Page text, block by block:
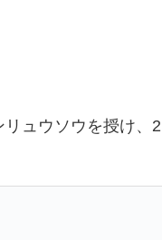
ュウソウを授け、2